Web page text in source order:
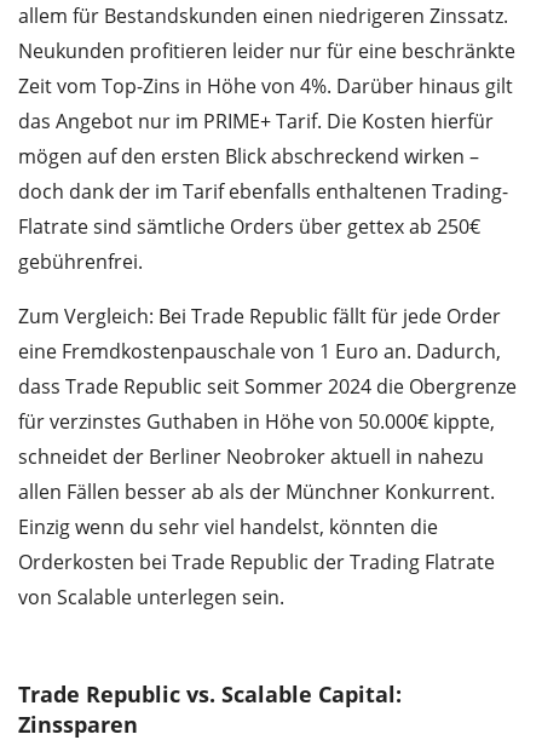
allem für Bestandskunden einen niedrigeren Zinssatz.
Neukunden profitieren leider nur für eine beschränkte
Zeit vom Top-Zins in Höhe von 4%. Darüber hinaus gilt
das Angebot nur im PRIME+ Tarif. Die Kosten hierfür
mögen auf den ersten Blick abschreckend wirken –
doch dank der im Tarif ebenfalls enthaltenen Trading-
Flatrate sind sämtliche Orders über gettex ab 250€
gebührenfrei.
Zum Vergleich: Bei Trade Republic fällt für jede Order
eine Fremdkostenpauschale von 1 Euro an. Dadurch,
dass Trade Republic seit Sommer 2024 die Obergrenze
für verzinstes Guthaben in Höhe von 50.000€ kippte,
schneidet der Berliner Neobroker aktuell in nahezu
allen Fällen besser ab als der Münchner Konkurrent.
Einzig wenn du sehr viel handelst, könnten die
Orderkosten bei Trade Republic der Trading Flatrate
von Scalable unterlegen sein.
Trade Republic vs. Scalable Capital:
Zinssparen